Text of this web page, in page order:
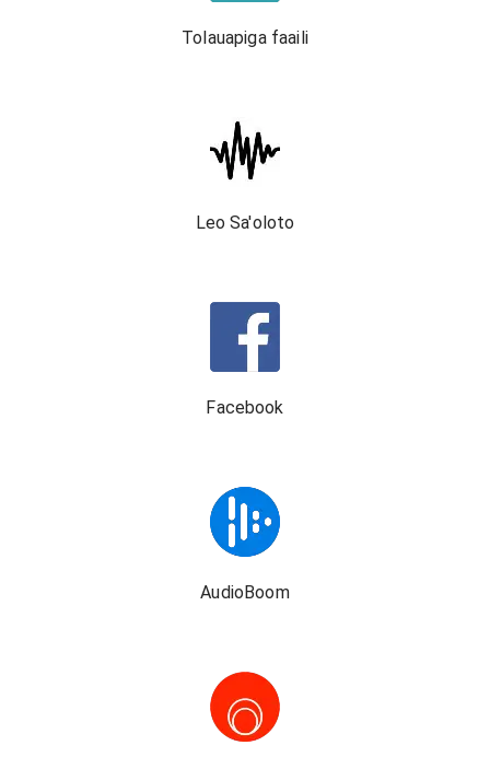
Tolauapiga faaili
Leo Sa'oloto
Facebook
AudioBoom